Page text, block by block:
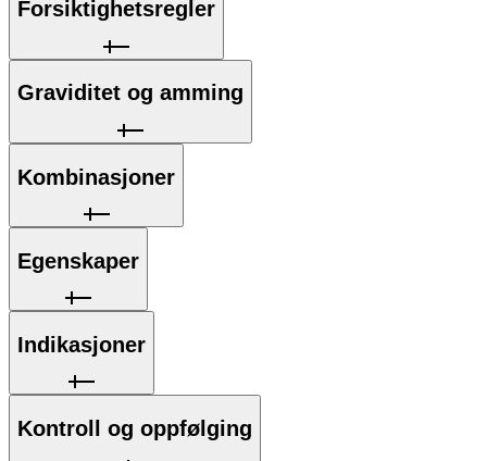
Forsiktighetsregler
Graviditet og amming
Kombinasjoner
Egenskaper
Indikasjoner
Kontroll og oppfølging